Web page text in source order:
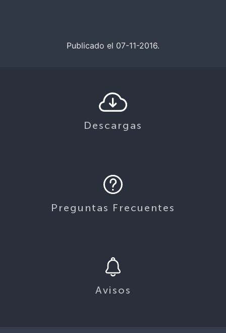
Publicado el 07-11-2016.
Descargas
Preguntas Frecuentes
Avisos